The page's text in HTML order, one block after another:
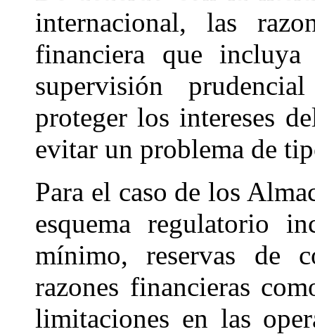
internacional, las
financiera que
supervisión
proteger los intereses
evitar un problema de
Para el caso de los
esquema regulatorio
mínimo, reservas de
razones financieras
limitaciones en las